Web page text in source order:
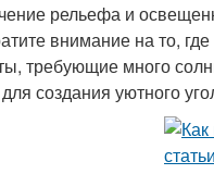
рельефа и
внимание на то,
требующие много
создания уютного